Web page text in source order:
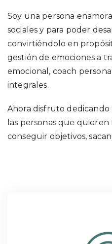
Soy una persona
sociales y para poder
convirtiéndolo en
gestión de emociones a
emocional, coach
integrales.
Ahora disfruto dedicando
las personas que quieren
conseguir objetivos,